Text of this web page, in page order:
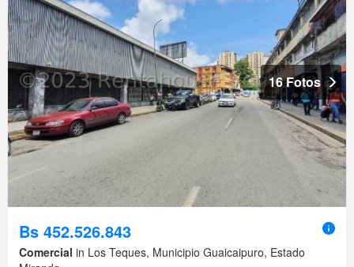
16 Fotos
Bs 452.526.843
Comercial in Los Teques, Municipio Guaicaipuro, Estado